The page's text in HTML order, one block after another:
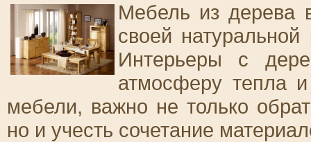
Мебель из дерева
своей
Интерьеры с
атмосферу тепла
мебели, важно не только
но и учесть сочетание